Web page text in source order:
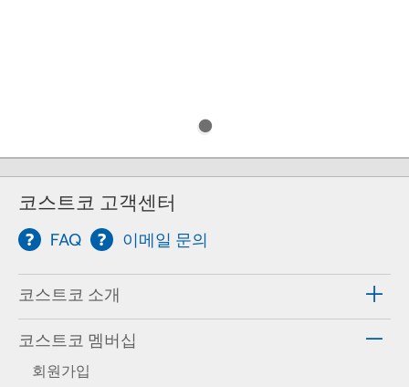
코스트코 고객센터
FAQ 이메일 문의
코스트코 소개
코스트코 멤버십
회원가입